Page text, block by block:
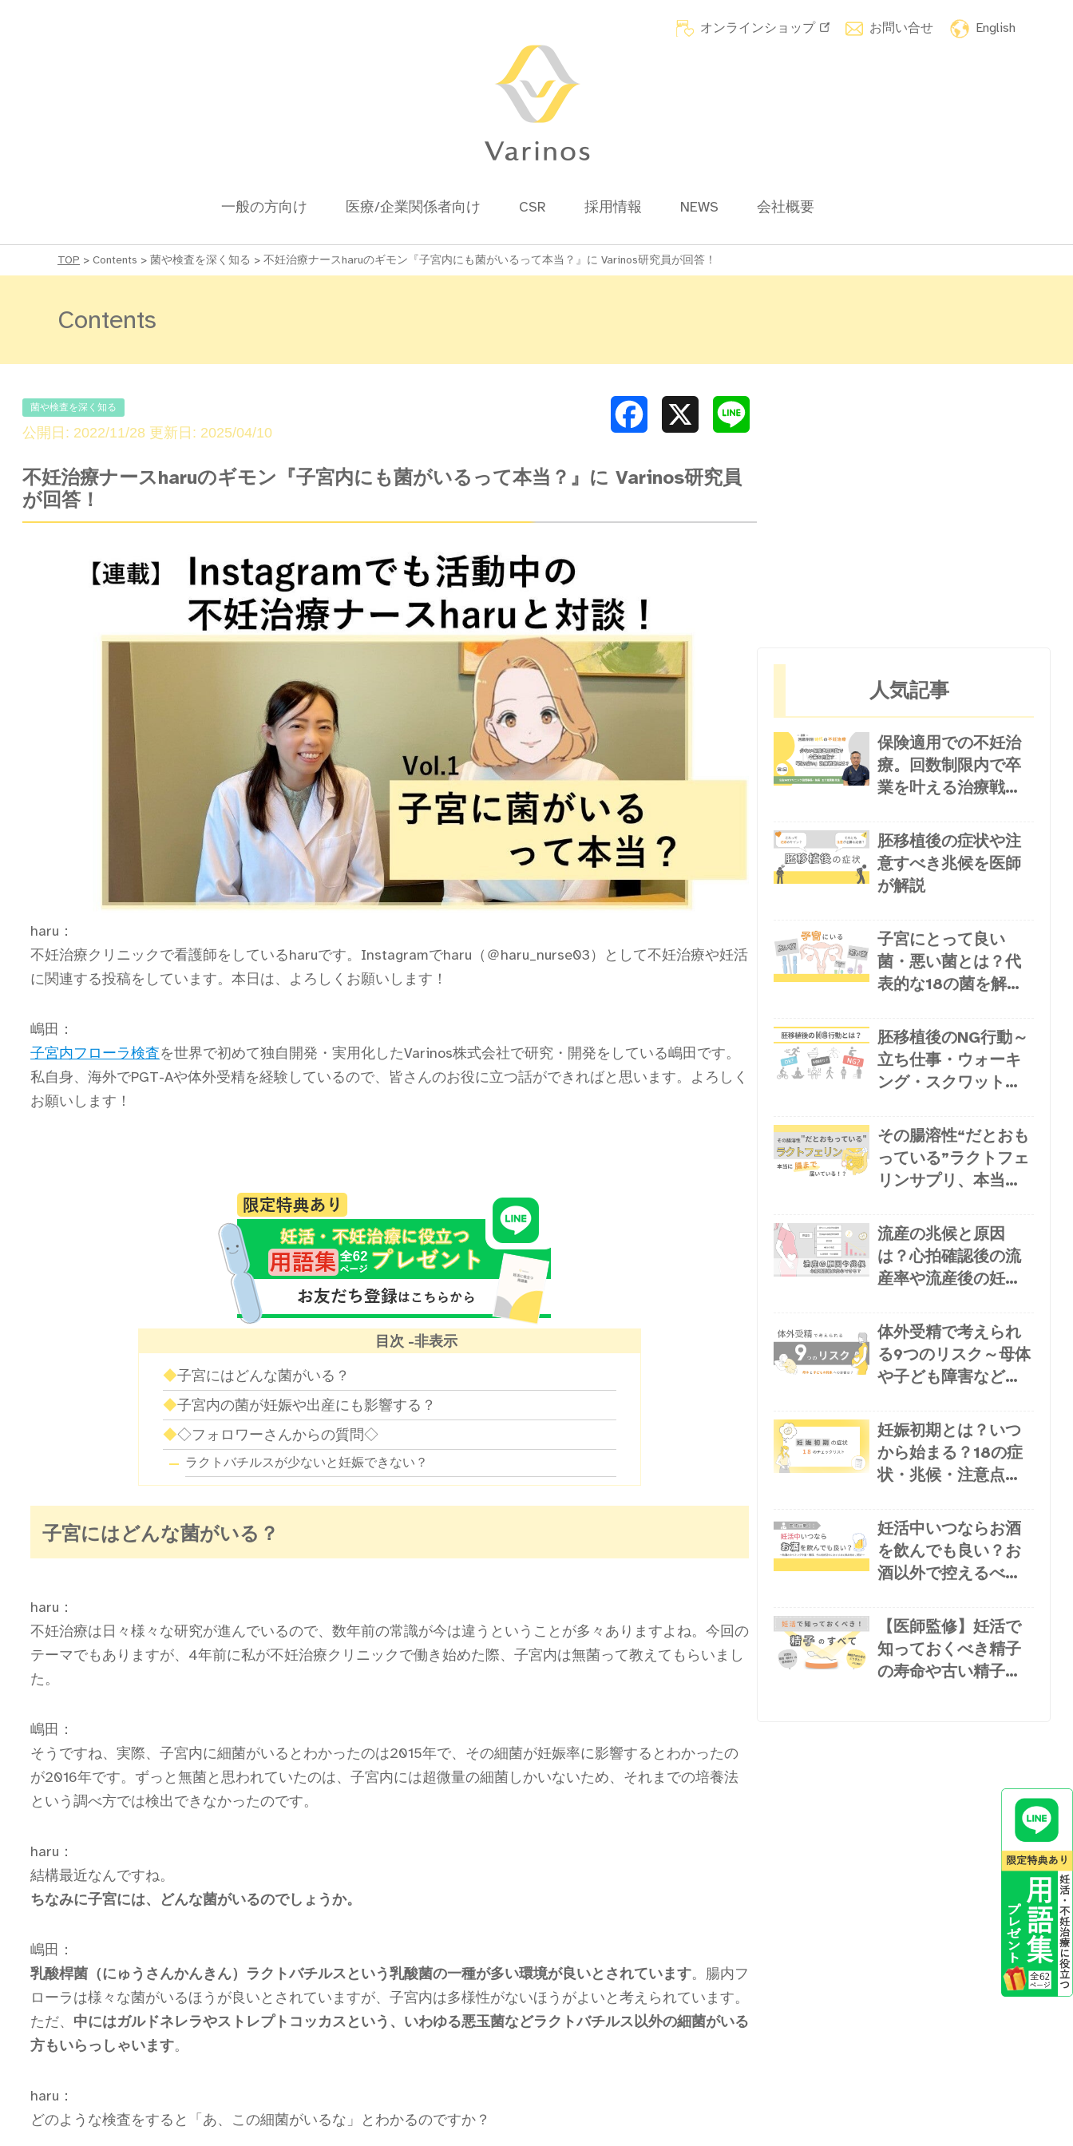
オンラインショップ お問い合せ English
一般の方向け 医療/企業関係者向け CSR 採用情報 NEWS 会社概要
TOP > Contents > 菌や検査を深く知る > 不妊治療ナースharuのギモン『子宮内にも菌がいるって本当？』に Varinos研究員が回答！
Contents
菌や検査を深く知る
公開日: 2022/11/28 更新日: 2025/04/10
Facebook
不妊治療ナースharuのギモン『子宮内にも菌がいるって本当？』に Varinos研究員
が回答！
haru：
不妊治療クリニックで看護師をしているharuです。Instagramでharu（＠haru_nurse03）として不妊治療や妊活
に関連する投稿をしています。本日は、よろしくお願いします！
嶋田：
子宮内フローラ検査を世界で初めて独自開発・実用化したVarinos株式会社で研究・開発をしている嶋田です。
私自身、海外でPGT-Aや体外受精を経験しているので、皆さんのお役に立つ話ができればと思います。よろしく
お願いします！
目次
子宮にはどんな菌がいる？
子宮内の菌が妊娠や出産にも影響する？
◇フォロワーさんからの質問◇
ラクトバチルスが少ないと妊娠できない？
子宮にはどんな菌がいる？
haru：
不妊治療は日々様々な研究が進んでいるので、数年前の常識が今は違うということが多々ありますよね。今回の
テーマでもありますが、4年前に私が不妊治療クリニックで働き始めた際、子宮内は無菌って教えてもらいまし
た。
嶋田：
そうですね、実際、子宮内に細菌がいるとわかったのは2015年で、その細菌が妊娠率に影響するとわかったの
が2016年です。ずっと無菌と思われていたのは、子宮内には超微量の細菌しかいないため、それまでの培養法
という調べ方では検出できなかったのです。
haru：
結構最近なんですね。
ちなみに子宮には、どんな菌がいるのでしょうか。
嶋田：
乳酸桿菌（にゅうさんかんきん）ラクトバチルスという乳酸菌の一種が多い環境が良いとされています。腸内フ
ローラは様々な菌がいるほうが良いとされていますが、子宮内は多様性がないほうがよいと考えられています。
ただ、 中にはガルドネレラやストレプトコッカスという、いわゆる悪玉菌などラクトバチルス以外の細菌がいる
方もいらっしゃいます。
haru：
どのような検査をすると「あ、この細菌がいるな」とわかるのですか？
人気記事
保険適用での不妊治
療。回数制限内で卒
業を叶える治療戦略
胚移植後の症状や注
意すべき兆候を医師
が解説
子宮にとって良い
菌・悪い菌とは？代
表的な18の菌を解
胚移植後のNG行動～
立ち仕事・ウォーキ
ング・スクワット・
その腸溶性“だとおも
っている”ラクトフェ
リンサプリ、本当に
る！？〜サプリの見
分け方をご紹介
流産の兆候と原因
は？心拍確認後の流
産率や流産後の妊娠
での目安を解説
体外受精で考えられ
る9つのリスク～母体
や子ども障害など将
妊娠初期とは？いつ
から始まる？18の症
状・兆候・注意点を
説
妊活中いつならお酒
を飲んでも良い？お
酒以外で控えるべき
の飲み物も紹介
【医師監修】妊活で
知っておくべき精子
の寿命や古い精子の